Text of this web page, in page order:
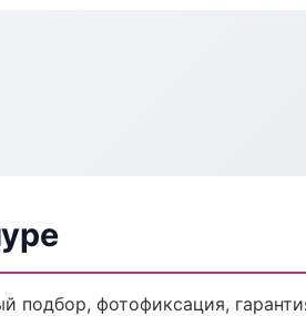
подбор, фотофиксация,